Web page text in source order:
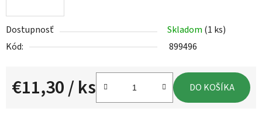
Dostupnosť Skladom (1 ks)
Kód:
899496
€11,30/ ks DO KOŠÍKA